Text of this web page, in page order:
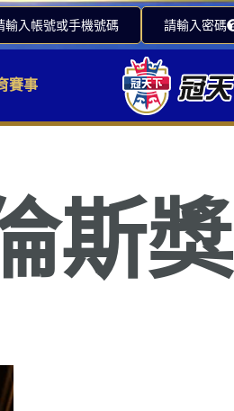
輸入帳號或手機號碼 請輸入密碼
賽事
斯獎